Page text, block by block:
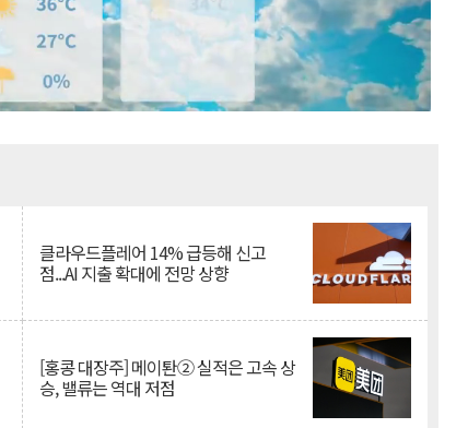
클라우드플레어 14% 급등해 신고
점...AI 지출 확대에 전망 상향
[홍콩 대장주] 메이퇀② 실적은 고속 상
승, 밸류는 역대 저점